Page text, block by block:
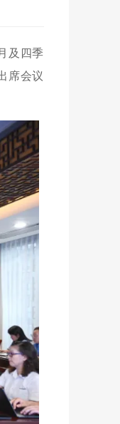
及四季
席会议